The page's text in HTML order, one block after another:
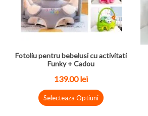
Fotoliu pentru bebelusi cu activitati
Funky + Cadou
139.00lei
Selecteaza Optiuni